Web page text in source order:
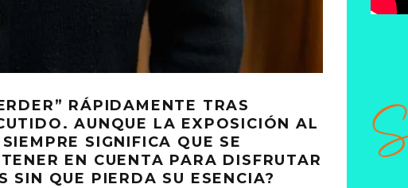
RÁPIDAMENTE TRAS
AUNQUE LA EXPOSICIÓN AL
SIGNIFICA QUE SE
EN CUENTA PARA DISFRUTAR
SIN QUE PIERDA SU ESENCIA?